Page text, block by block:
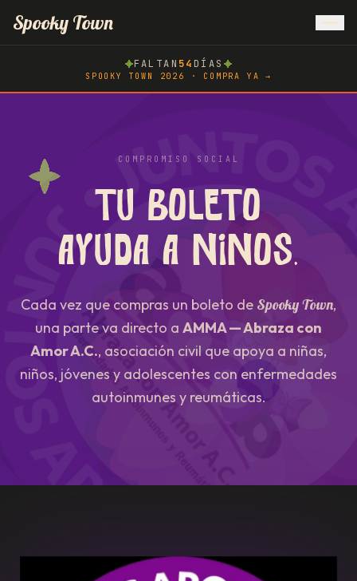
FALTAN 54 DÍAS
SPOOKY TOWN 2026 · COMPRA YA →
Spooky Town
Inicio
Atlachinolli
Hoteles
AMMA
Blog
COMPRAR BOLETO →
COMPROMISO SOCIAL
Tu boleto
ayuda a niños.
Cada vez que compras un boleto de Spooky Town,
una parte va directo a AMMA — Abraza con
Amor A.C., asociación civil que apoya a niñas,
niños, jóvenes y adolescentes con enfermedades
autoinmunes y reumáticas.